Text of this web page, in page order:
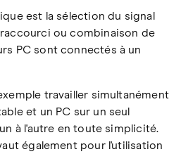
est la sélection du signal
ou combinaison de
PC sont connectés à un
travailler simultanément
et un PC sur un seul
à l'autre en toute simplicité.
également pour l'utilisation